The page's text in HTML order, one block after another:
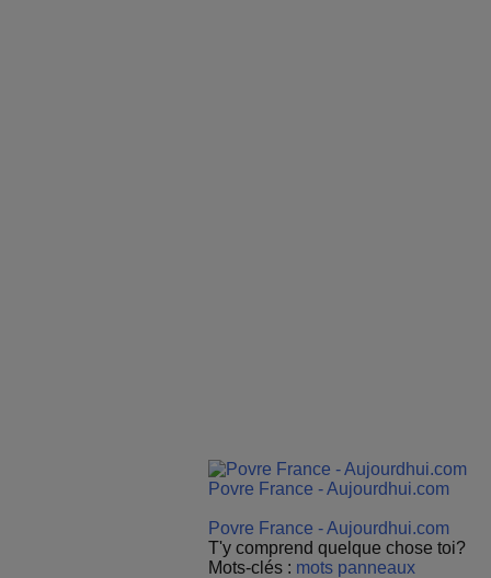
Povre France - Aujourdhui.com
Povre France - Aujourdhui.com
T'y comprend quelque chose toi?
Mots-clés : mots panneaux